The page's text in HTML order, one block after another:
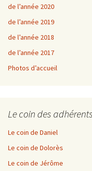
de l’année 2020
de l’année 2019
de l’année 2018
de l’année 2017
Photos d’accueil
Le coin des adhérents
Le coin de Daniel
Le coin de Dolorès
Le coin de Jérôme